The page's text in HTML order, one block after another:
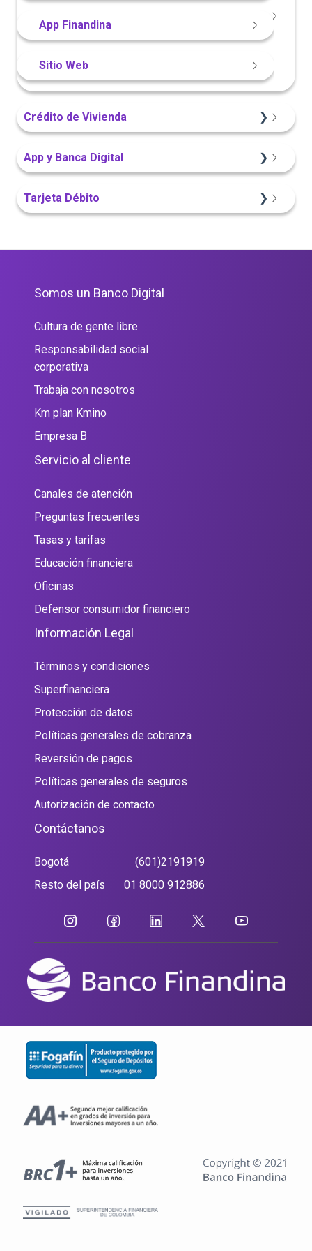
Información General
Portal Web
App Finandina
Sitio Web
Crédito de Vivienda
App y Banca Digital
Tarjeta Débito
Somos un Banco Digital
Cultura de gente libre
Responsabilidad social
corporativa
Trabaja con nosotros
Km plan Kmino
Empresa B
Servicio al cliente
Canales de atención
Preguntas frecuentes
Tasas y tarifas
Educación financiera
Oficinas
Defensor consumidor financiero
Información Legal
Términos y condiciones
Superfinanciera
Protección de datos
Políticas generales de cobranza
Reversión de pagos
Políticas generales de seguros
Autorización de contacto
Contáctanos
Bogotá
(601)2191919
Resto del país
01 8000 912886